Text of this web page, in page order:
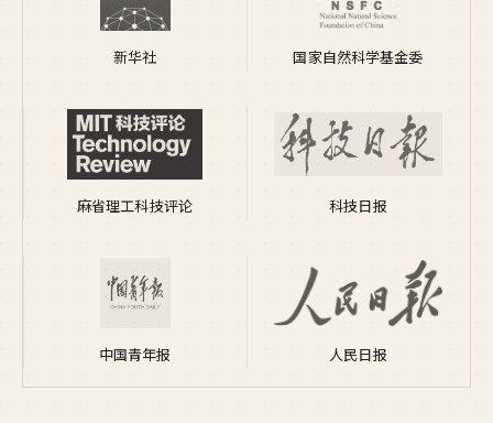
新华社 国家自然科学基金委
麻省理工科技评论 科技日报
中国青年报 人民日报